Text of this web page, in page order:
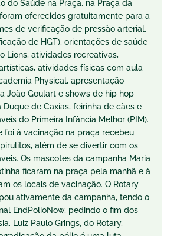
do Saúde na Praça, na Praça da
oferecidos gratuitamente para a
de verificação de pressão arterial,
de HGT), orientações de saúde
Lions, atividades recreativas,
atividades físicas com aula
Physical, apresentação
João Goulart e shows de hip hop
de Caxias, feirinha de cães e
do Primeira Infância Melhor (PIM).
foi à vacinação na praça recebeu
além de se divertir com os
Os mascotes da campanha Maria
ficaram na praça pela manhã e à
os locais de vacinação. O Rotary
ativamente da campanha, tendo o
EndPolioNow, pedindo o fim dos
Luiz Paulo Grings, do Rotary,